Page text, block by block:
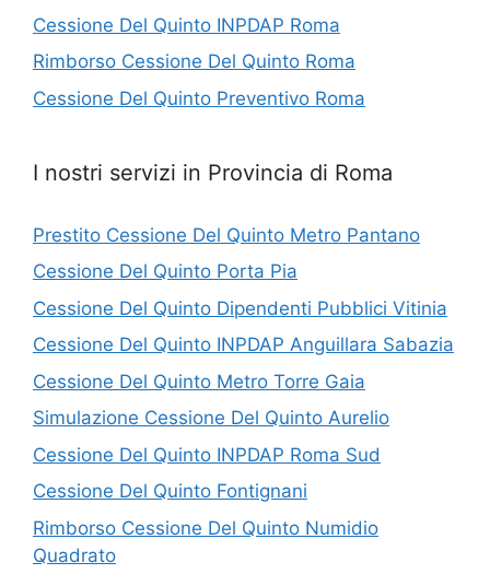
Cessione Del Quinto INPDAP Roma
Rimborso Cessione Del Quinto Roma
Cessione Del Quinto Preventivo Roma
I nostri servizi in Provincia di Roma
Prestito Cessione Del Quinto Metro Pantano
Cessione Del Quinto Porta Pia
Cessione Del Quinto Dipendenti Pubblici Vitinia
Cessione Del Quinto INPDAP Anguillara Sabazia
Cessione Del Quinto Metro Torre Gaia
Simulazione Cessione Del Quinto Aurelio
Cessione Del Quinto INPDAP Roma Sud
Cessione Del Quinto Fontignani
Rimborso Cessione Del Quinto Numidio
Quadrato